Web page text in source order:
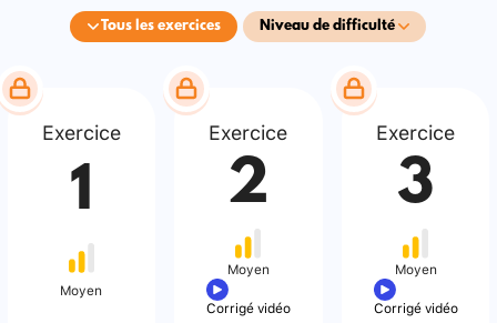
Tous les exercices Niveau de difficulté
Exercice
1
Moyen
Exercice
2
Moyen
Corrigé vidéo
Exercice
3
Moyen
Corrigé vidéo